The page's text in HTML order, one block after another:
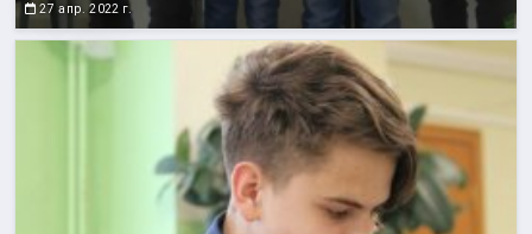
27 апр. 2022 г.